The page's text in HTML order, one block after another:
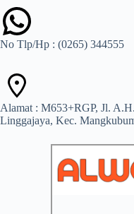
No Tlp/Hp : (0265) 344555
Alamat : M653+RGP, Jl.
Linggajaya, Kec.